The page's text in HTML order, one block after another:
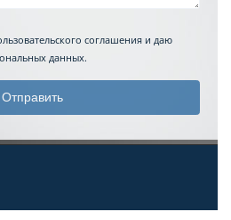
соглашения и даю
данных.